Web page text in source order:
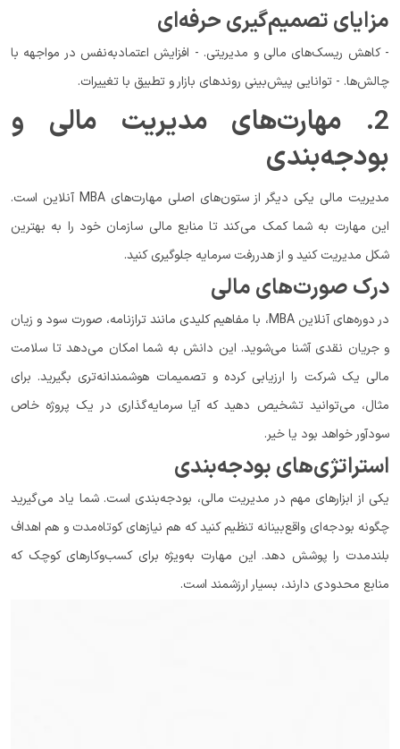
مزایای تصمیم‌گیری حرفه‌ای
- کاهش ریسک‌های مالی و مدیریتی. - افزایش اعتمادبه‌نفس در مواجهه با
چالش‌ها. - توانایی پیش‌بینی روندهای بازار و تطبیق با تغییرات.
2. مهارت‌های مدیریت مالی و
بودجه‌بندی
مدیریت مالی یکی دیگر از ستون‌های اصلی مهارت‌های MBA آنلاین است.
این مهارت به شما کمک می‌کند تا منابع مالی سازمان خود را به بهترین
شکل مدیریت کنید و از هدررفت سرمایه جلوگیری کنید.
درک صورت‌های مالی
در دوره‌های آنلاین MBA، با مفاهیم کلیدی مانند ترازنامه، صورت سود و زیان
و جریان نقدی آشنا می‌شوید. این دانش به شما امکان می‌دهد تا سلامت
مالی یک شرکت را ارزیابی کرده و تصمیمات هوشمندانه‌تری بگیرید. برای
مثال، می‌توانید تشخیص دهید که آیا سرمایه‌گذاری در یک پروژه خاص
سودآور خواهد بود یا خیر.
استراتژی‌های بودجه‌بندی
یکی از ابزارهای مهم در مدیریت مالی، بودجه‌بندی است. شما یاد می‌گیرید
چگونه بودجه‌ای واقع‌بینانه تنظیم کنید که هم نیازهای کوتاه‌مدت و هم اهداف
بلندمدت را پوشش دهد. این مهارت به‌ویژه برای کسب‌وکارهای کوچک که
منابع محدودی دارند، بسیار ارزشمند است.